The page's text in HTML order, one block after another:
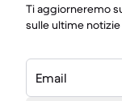
Ti aggiorneremo
sulle ultime
Email